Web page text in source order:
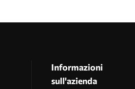
Informazioni
sull'azienda